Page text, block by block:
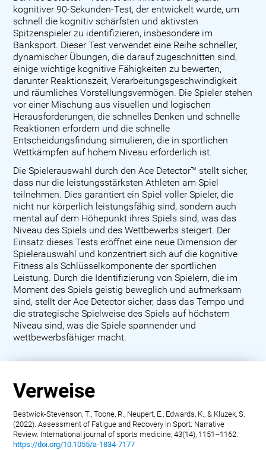
kognitiver 90-Sekunden-Test, der entwickelt wurde, um
schnell die kognitiv schärfsten und aktivsten
Spitzenspieler zu identifizieren, insbesondere im
Banksport. Dieser Test verwendet eine Reihe schneller,
dynamischer Übungen, die darauf zugeschnitten sind,
einige wichtige kognitive Fähigkeiten zu bewerten,
darunter Reaktionszeit, Verarbeitungsgeschwindigkeit
und räumliches Vorstellungsvermögen. Die Spieler stehen
vor einer Mischung aus visuellen und logischen
Herausforderungen, die schnelles Denken und schnelle
Reaktionen erfordern und die schnelle
Entscheidungsfindung simulieren, die in sportlichen
Wettkämpfen auf hohem Niveau erforderlich ist.
Die Spielerauswahl durch den Ace Detector™ stellt sicher,
dass nur die leistungsstärksten Athleten am Spiel
teilnehmen. Dies garantiert ein Spiel voller Spieler, die
nicht nur körperlich leistungsfähig sind, sondern auch
mental auf dem Höhepunkt ihres Spiels sind, was das
Niveau des Spiels und des Wettbewerbs steigert. Der
Einsatz dieses Tests eröffnet eine neue Dimension der
Spielerauswahl und konzentriert sich auf die kognitive
Fitness als Schlüsselkomponente der sportlichen
Leistung. Durch die Identifizierung von Spielern, die im
Moment des Spiels geistig beweglich und aufmerksam
sind, stellt der Ace Detector sicher, dass das Tempo und
die strategische Spielweise des Spiels auf höchstem
Niveau sind, was die Spiele spannender und
wettbewerbsfähiger macht.
Verweise
Bestwick-Stevenson, T., Toone, R., Neupert, E., Edwards, K., & Kluzek, S.
(2022). Assessment of Fatigue and Recovery in Sport: Narrative
Review. International journal of sports medicine, 43(14), 1151–1162.
https://doi.org/10.1055/a-1834-7177